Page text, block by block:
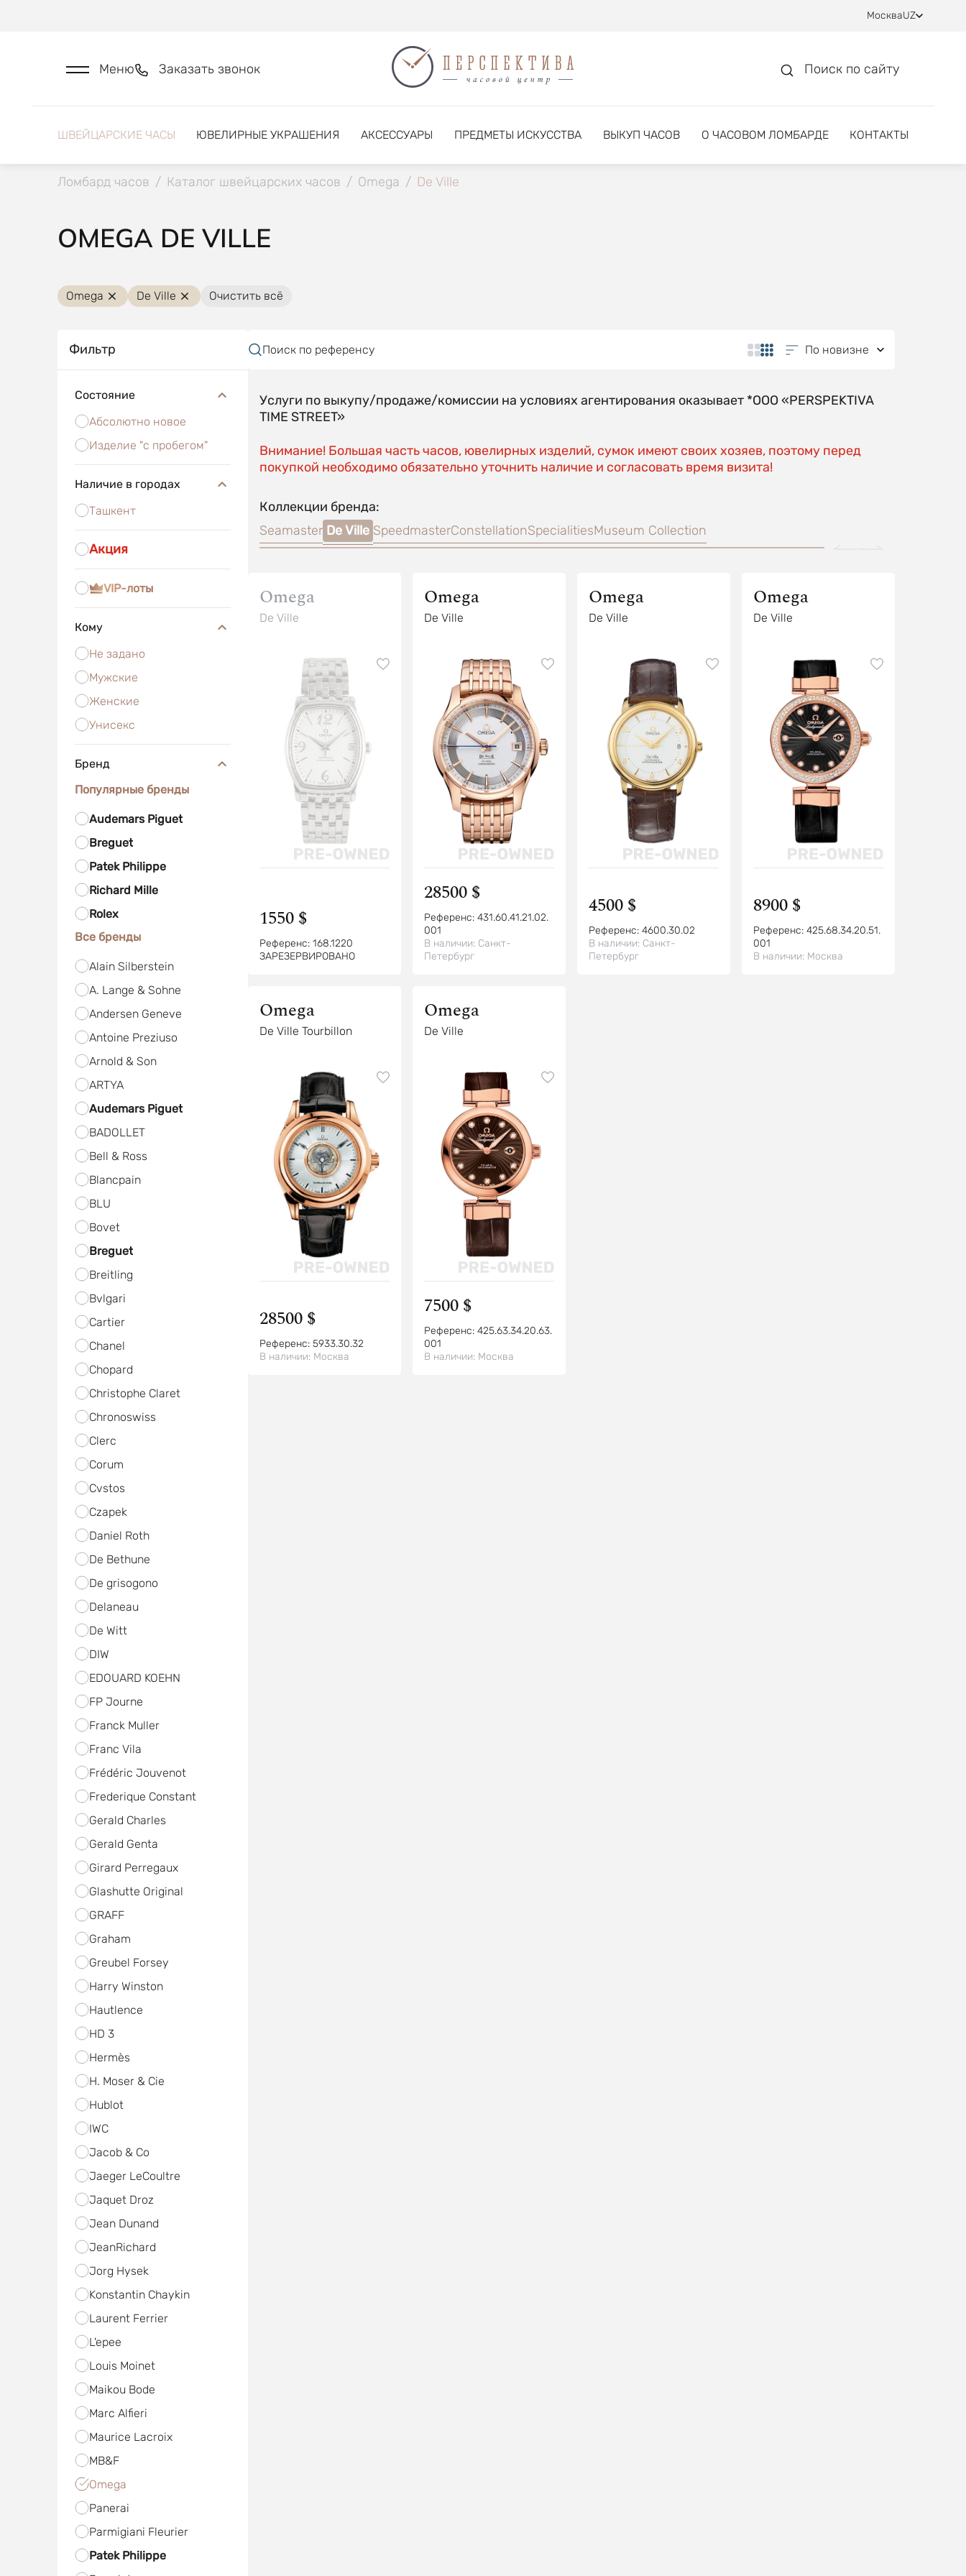
МоскваUZ
Меню Заказать звонок Поиск по сайту
ШВЕЙЦАРСКИЕ ЧАСЫ ЮВЕЛИРНЫЕ УКРАШЕНИЯ АКСЕССУАРЫ ПРЕДМЕТЫ ИСКУССТВА ВЫКУП ЧАСОВ О ЧАСОВОМ ЛОМБАРДЕ КОНТАКТЫ
Ломбард часов / Каталог швейцарских часов / Omega / De Ville
OMEGA DE VILLE
Omega De Ville Очистить всё
Фильтр
Состояние
Абсолютно новое
Изделие "с пробегом"
Наличие в городах
Ташкент
Акция
VIP-лоты
Кому
Не задано
Мужские
Женские
Унисекс
Бренд
Популярные бренды
Audemars Piguet
Breguet
Patek Philippe
Richard Mille
Rolex
Все бренды
Alain Silberstein
A. Lange & Sohne
Andersen Geneve
Antoine Preziuso
Arnold & Son
ARTYA
Audemars Piguet
BADOLLET
Bell & Ross
Blancpain
BLU
Bovet
Breguet
Breitling
Bvlgari
Cartier
Chanel
Chopard
Christophe Claret
Chronoswiss
Clerc
Corum
Cvstos
Czapek
Daniel Roth
De Bethune
De grisogono
Delaneau
De Witt
DIW
EDOUARD KOEHN
FP Journe
Franck Muller
Franc Vila
Frédéric Jouvenot
Frederique Constant
Gerald Charles
Gerald Genta
Girard Perregaux
Glashutte Original
GRAFF
Graham
Greubel Forsey
Harry Winston
Hautlence
HD 3
Hermès
H. Moser & Cie
Hublot
IWC
Jacob & Co
Jaeger LeCoultre
Jaquet Droz
Jean Dunand
JeanRichard
Jorg Hysek
Konstantin Chaykin
Laurent Ferrier
L'epee
Louis Moinet
Maikou Bode
Marc Alfieri
Maurice Lacroix
MB&F
Omega
Panerai
Parmigiani Fleurier
Patek Philippe
Поиск по референсу По новизне
Услуги по выкупу/продаже/комиссии на условиях агентирования оказывает *OOO «PERSPEKTIVA
TIME STREET»
Внимание! Большая часть часов, ювелирных изделий, сумок имеют своих хозяев, поэтому перед
покупкой необходимо обязательно уточнить наличие и согласовать время визита!
Коллекции бренда:
Seamaster De Ville SpeedmasterConstellationSpecialitiesMuseum Collection
Omega
De Ville
1550 $
Референс: 168.1220
ЗАРЕЗЕРВИРОВАНО
Omega
De Ville
28500 $
Референс: 431.60.41.21.02.
001
В наличии: Санкт-
Петербург
Omega
De Ville
4500 $
Референс: 4600.30.02
В наличии: Санкт-
Петербург
Omega
De Ville
8900 $
Референс: 425.68.34.20.51.
001
В наличии: Москва
Omega
De Ville Tourbillon
28500 $
Референс: 5933.30.32
В наличии: Москва
Omega
De Ville
7500 $
Референс: 425.63.34.20.63.
001
В наличии: Москва